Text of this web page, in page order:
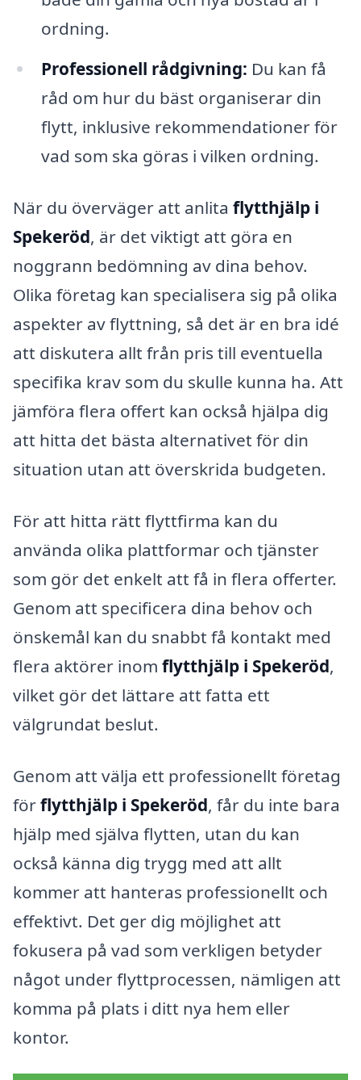
ordning.
Professionell rådgivning: Du kan få
råd om hur du bäst organiserar din
flytt, inklusive rekommendationer för
vad som ska göras i vilken ordning.
När du överväger att anlita flytthjälp i
Spekeröd, är det viktigt att göra en
noggrann bedömning av dina behov.
Olika företag kan specialisera sig på olika
aspekter av flyttning, så det är en bra idé
att diskutera allt från pris till eventuella
specifika krav som du skulle kunna ha. Att
jämföra flera offert kan också hjälpa dig
att hitta det bästa alternativet för din
situation utan att överskrida budgeten.
För att hitta rätt flyttfirma kan du
använda olika plattformar och tjänster
som gör det enkelt att få in flera offerter.
Genom att specificera dina behov och
önskemål kan du snabbt få kontakt med
flera aktörer inom flytthjälp i Spekeröd,
vilket gör det lättare att fatta ett
välgrundat beslut.
Genom att välja ett professionellt företag
förflytthjälp i Spekeröd, får du inte bara
hjälp med själva flytten, utan du kan
också känna dig trygg med att allt
kommer att hanteras professionellt och
effektivt. Det ger dig möjlighet att
fokusera på vad som verkligen betyder
något under flyttprocessen, nämligen att
komma på plats i ditt nya hem eller
kontor.